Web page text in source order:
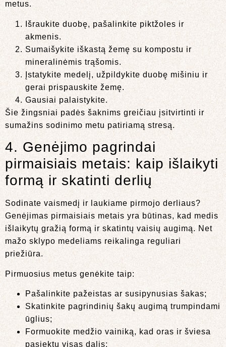
metus.
Išraukite duobę, pašalinkite piktžoles ir
akmenis.
Sumaišykite iškastą žemę su kompostu ir
mineralinėmis trąšomis.
Įstatykite medelį, užpildykite duobę mišiniu ir
gerai prispauskite žemę.
Gausiai palaistykite.
Šie žingsniai padės šaknims greičiau įsitvirtinti ir
sumažins sodinimo metu patiriamą stresą.
4. Genėjimo pagrindai
pirmaisiais metais: kaip išlaikyti
formą ir skatinti derlių
Sodinate vaismedį ir laukiame pirmojo derliaus?
Genėjimas pirmaisiais metais yra būtinas, kad medis
išlaikytų gražią formą ir skatintų vaisių augimą. Net
mažo sklypo medeliams reikalinga reguliari
priežiūra.
Pirmuosius metus genėkite taip:
Pašalinkite pažeistas ar susipynusias šakas;
Skatinkite pagrindinių šakų augimą trumpindami
ūglius;
Formuokite medžio vainiką, kad oras ir šviesa
pasiektų visas dalis;